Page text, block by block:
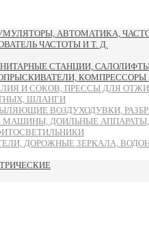
АВТОМАТИКА,
ЧАСТОТЫ И Т. Д.
СТАНЦИИ,
КОМПРЕССОРЫ
И СОКОВ, ПРЕССЫ ДЛЯ
ШЛАНГИ
ВОЗДУХОДУВКИ,
ДОИЛЬНЫЕ АППАРАТЫ,
ДОРОЖНЫЕ ЗЕРКАЛА,